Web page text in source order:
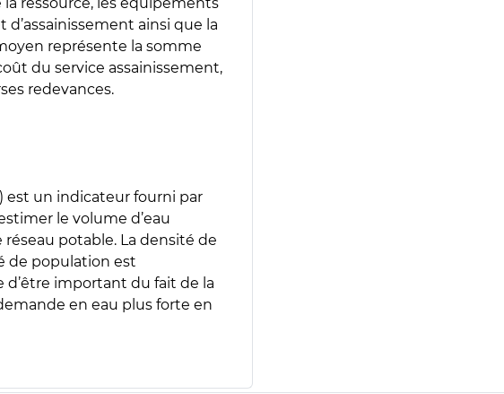
ainsi que la
représente la somme
du service assainissement,
redevances.
est un indicateur fourni par
le volume d’eau
potable. La densité de
de population est
d’être important du fait de la
en eau plus forte en